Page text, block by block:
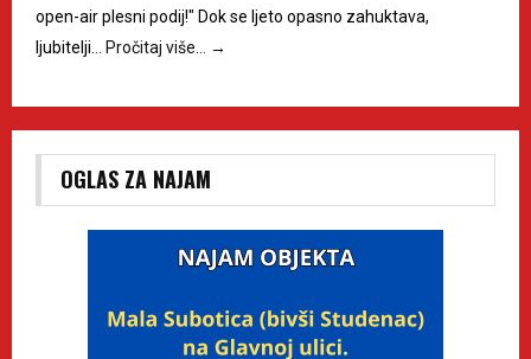
open-air plesni podij!" Dok se ljeto opasno zahuktava,
ljubitelji… Pročitaj više… →
OGLAS ZA NAJAM